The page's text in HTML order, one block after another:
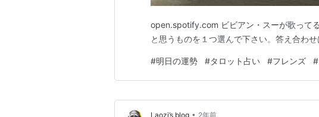
open.spotify.com ビビアン・スーが歌って
と思うものを１つ選んで下さい。答え合わせ
#明日の運勢 #タロット占い #フレンズ #
Laozi’s blog • 2年前